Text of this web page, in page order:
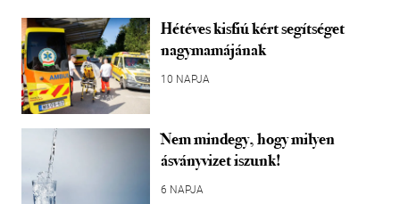
Hétéves kisfiú kért segítséget
nagymamájának
10 NAPJA
Nem mindegy, hogy milyen
ásványvizet iszunk!
6 NAPJA